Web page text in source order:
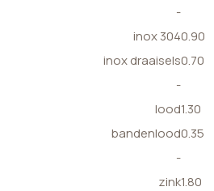
-
inox 3040.90
inox draaisels0.70
-
lood1.30
bandenlood0.35
-
zink1.80